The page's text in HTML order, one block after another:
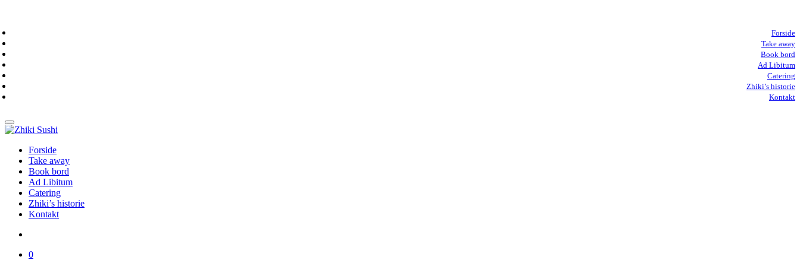
Forside
Take away
Book bord
Ad Libitum
Catering
Zhiki’s historie
Kontakt
Forside
Take away
Book bord
Ad Libitum
Catering
Zhiki’s historie
Kontakt
0